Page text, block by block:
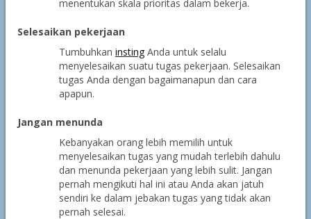
menentukan skala prioritas dalam bekerja.
Selesaikan pekerjaan
Tumbuhkan instingAnda untuk selalu
menyelesaikan suatu tugas pekerjaan. Selesaikan
tugas Anda dengan bagaimanapun dan cara
apapun.
Jangan menunda
Kebanyakan orang lebih memilih untuk
menyelesaikan tugas yang mudah terlebih dahulu
dan menunda pekerjaan yang lebih sulit. Jangan
pernah mengikuti hal ini atau Anda akan jatuh
sendiri ke dalam jebakan tugas yang tidak akan
pernah selesai.